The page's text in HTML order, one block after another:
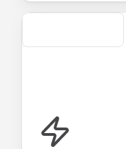
Secure